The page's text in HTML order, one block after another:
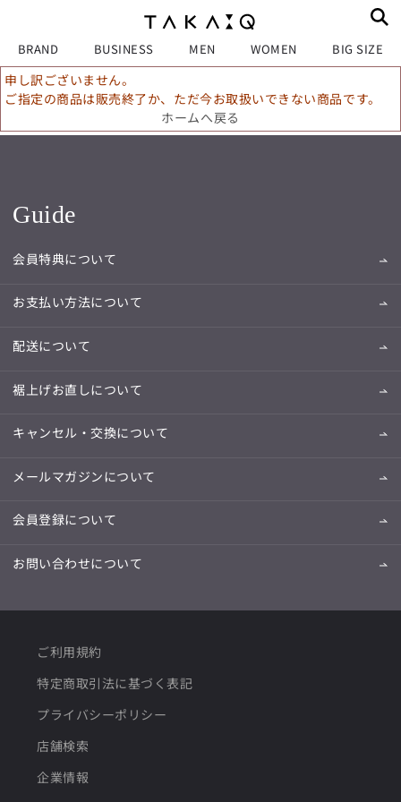
BRAND BUSINESS MEN WOMEN BIG SIZE
申し訳ございません。
ご指定の商品は販売終了か、ただ今お取扱いできない商品です。
ホームへ戻る
Guide
会員特典について
お支払い方法について
配送について
裾上げお直しについて
キャンセル・交換について
メールマガジンについて
会員登録について
お問い合わせについて
ご利用規約
特定商取引法に基づく表記
プライバシーポリシー
店舗検索
企業情報